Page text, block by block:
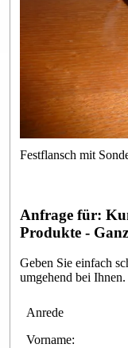
Festflansch mit
Anfrage für:
Produkte -
Geben Sie einfach
umgehend bei Ihnen.
Anrede
Vorname: